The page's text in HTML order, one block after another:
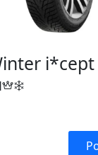
i*cept